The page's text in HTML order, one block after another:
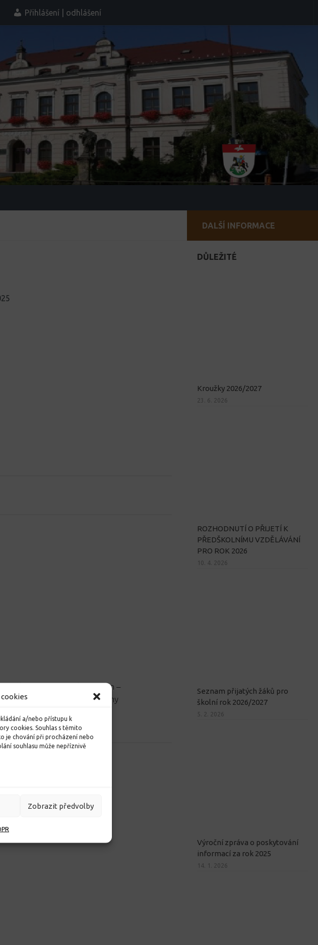
a/nebo přístupu k
cookies. Souhlas s těmito
je chování při procházení nebo
souhlasu může nepříznivě
Zobrazit předvolby
Přihlášení | odhlášení
k
pro
Projektový den –
Mikroorganismy
13. 2. 2022
DALŠÍ INFORMACE
DŮLEŽITÉ
Kroužky 2026/2027
23. 6. 2026
ROZHODNUTÍ O PŘIJETÍ K
PŘEDŠKOLNÍMU VZDĚLÁVÁNÍ
PRO ROK 2026
10. 4. 2026
Seznam přijatých žáků pro
školní rok 2026/2027
5. 2. 2026
Výroční zpráva o poskytování
informací za rok 2025
14. 1. 2026